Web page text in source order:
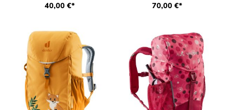
40,00 €* 70,00 €*